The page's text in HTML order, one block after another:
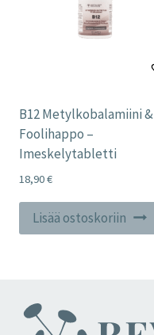
B12 Metylkobalamiini &
Foolihappo –
Imeskelytabletti
18,90€
Lisää ostoskoriin